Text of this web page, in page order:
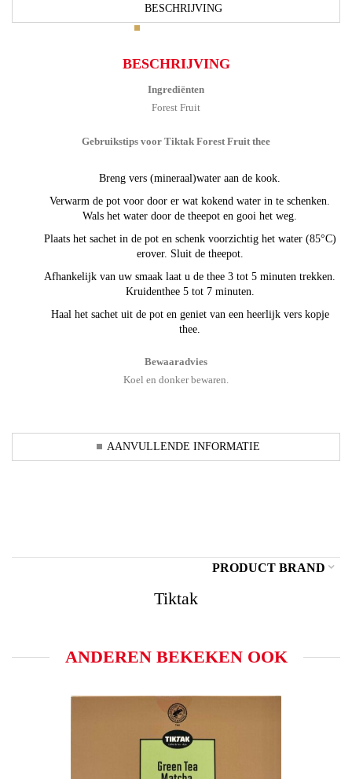
BESCHRIJVING
BESCHRIJVING
Ingrediënten
Forest Fruit
Gebruikstips voor Tiktak Forest Fruit thee
Breng vers (mineraal)water aan de kook.
Verwarm de pot voor door er wat kokend water in te schenken.
Wals het water door de theepot en gooi het weg.
Plaats het sachet in de pot en schenk voorzichtig het water (85°C)
erover. Sluit de theepot.
Afhankelijk van uw smaak laat u de thee 3 tot 5 minuten trekken.
Kruidenthee 5 tot 7 minuten.
Haal het sachet uit de pot en geniet van een heerlijk vers kopje
thee.
Bewaaradvies
Koel en donker bewaren.
AANVULLENDE INFORMATIE
PRODUCT BRAND
Tiktak
ANDEREN BEKEKEN OOK